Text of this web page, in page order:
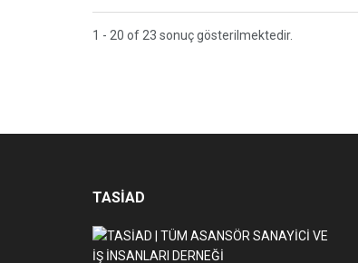
1 - 20 of 23 sonuç gösterilmektedir.
TASİAD